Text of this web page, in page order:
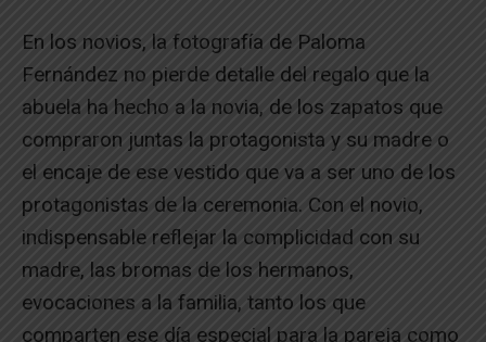
En los novios, la fotografía de Paloma
Fernández no pierde detalle del regalo que la
abuela ha hecho a la novia, de los zapatos que
compraron juntas la protagonista y su madre o
el encaje de ese vestido que va a ser uno de los
protagonistas de la ceremonia. Con el novio,
indispensable reflejar la complicidad con su
madre, las bromas de los hermanos,
evocaciones a la familia, tanto los que
comparten ese día especial para la pareja como